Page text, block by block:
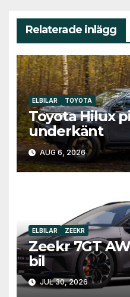
Relaterade inlägg
ELBILAR TOYOTA
Toyota Hilux
underkänt
AUG 6, 2026
ELBILAR ZEEKR
Zeekr 7GT
bil
JUL 30, 2026